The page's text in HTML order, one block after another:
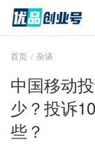
首页 杂谈
中国移动
少？投诉
些？